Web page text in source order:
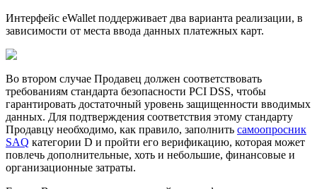
Интерфейс eWallet поддерживает два варианта реализации, в
зависимости от места ввода данных платежных карт.
Во втором случае Продавец должен соответствовать
требованиям стандарта безопасности PCI DSS, чтобы
гарантировать достаточный уровень защищенности вводимых
данных. Для подтверждения соответствия этому стандарту
Продавцу необходимо, как правило, заполнить самоопросник
SAQ категории D и пройти его верификацию, которая может
повлечь дополнительные, хоть и небольшие, финансовые и
организационные затраты.